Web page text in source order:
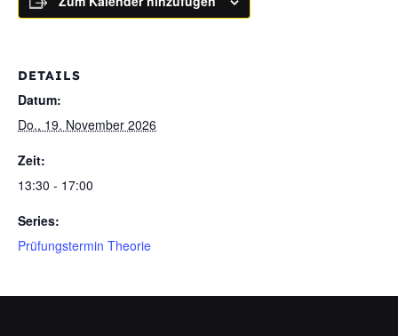
DETAILS
Datum:
Do., 19. November 2026
Zeit:
13:30 - 17:00
Series:
Prüfungstermin Theorie